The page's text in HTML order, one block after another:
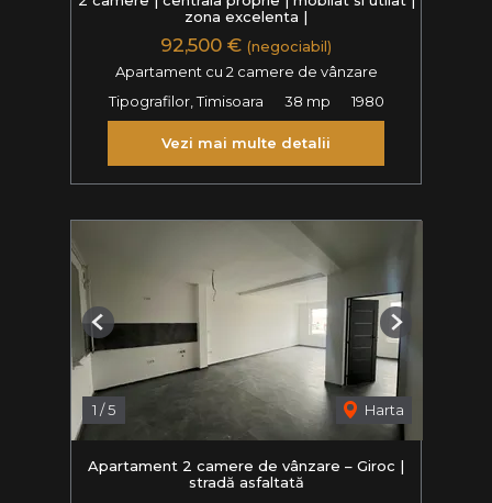
zona excelenta |
92,500 € (negociabil)
Apartament cu 2 camere de vânzare
Tipografilor, Timisoara
38 mp 1980
Vezi mai multe detalii
1 /5 Harta
Previous Next
Apartament 2 camere de vânzare – Giroc |
stradă asfaltată